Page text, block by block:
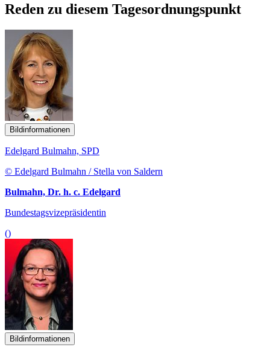
Reden zu diesem Tagesordnungspunkt
Bildinformationen
Edelgard Bulmahn, SPD
© Edelgard Bulmahn / Stella von Saldern
Bulmahn, Dr. h. c. Edelgard
Bundestagsvizepräsidentin
()
Bildinformationen